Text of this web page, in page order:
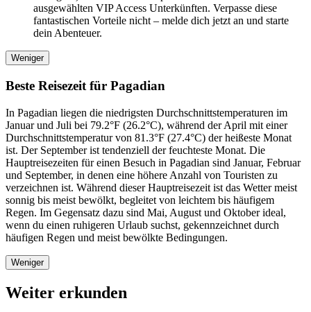
ausgewählten VIP Access Unterkünften. Verpasse diese
fantastischen Vorteile nicht – melde dich jetzt an und starte
dein Abenteuer.
Weniger
Beste Reisezeit für Pagadian
In Pagadian liegen die niedrigsten Durchschnittstemperaturen im
Januar und Juli bei 79.2°F (26.2°C), während der April mit einer
Durchschnittstemperatur von 81.3°F (27.4°C) der heißeste Monat
ist. Der September ist tendenziell der feuchteste Monat. Die
Hauptreisezeiten für einen Besuch in Pagadian sind Januar, Februar
und September, in denen eine höhere Anzahl von Touristen zu
verzeichnen ist. Während dieser Hauptreisezeit ist das Wetter meist
sonnig bis meist bewölkt, begleitet von leichtem bis häufigem
Regen. Im Gegensatz dazu sind Mai, August und Oktober ideal,
wenn du einen ruhigeren Urlaub suchst, gekennzeichnet durch
häufigen Regen und meist bewölkte Bedingungen.
Weniger
Weiter erkunden